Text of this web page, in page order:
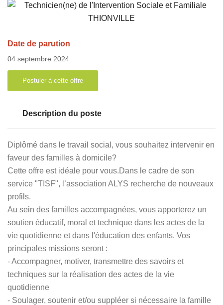
Date de parution
04 septembre 2024
Postuler à cette offre
Description du poste
Diplômé dans le travail social, vous souhaitez intervenir en
faveur des familles à domicile?
Cette offre est idéale pour vous.Dans le cadre de son
service "TISF", l’association ALYS recherche de nouveaux
profils.
Au sein des familles accompagnées, vous apporterez un
soutien éducatif, moral et technique dans les actes de la
vie quotidienne et dans l'éducation des enfants. Vos
principales missions seront :
- Accompagner, motiver, transmettre des savoirs et
techniques sur la réalisation des actes de la vie
quotidienne
- Soulager, soutenir et/ou suppléer si nécessaire la famille